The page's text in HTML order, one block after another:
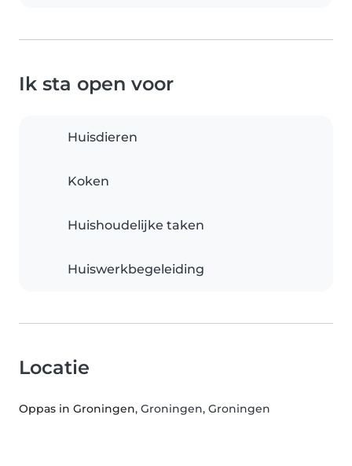
Ik sta open voor
Huisdieren
Koken
Huishoudelijke taken
Huiswerkbegeleiding
Locatie
Oppas in Groningen, Groningen, Groningen